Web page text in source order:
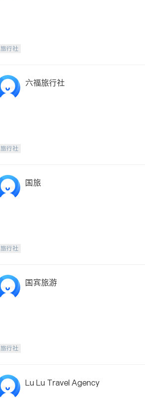
旅行社
六福旅行社
旅行社
国旅
旅行社
国宾旅游
旅行社
Lu Lu Travel Agency